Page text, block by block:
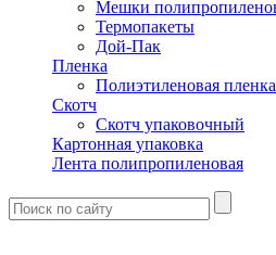
Мешки
Термопакеты
Дой-Пак
Пленка
Полиэтиленовая пленка
Скотч
Скотч упаковочный
Картонная упаковка
Лента полипропиленовая